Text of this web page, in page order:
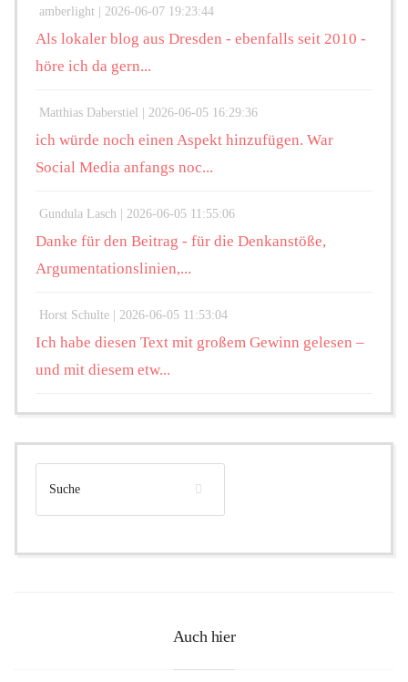
amberlight | 2026-06-07 19:23:44
Als lokaler blog aus Dresden - ebenfalls seit 2010 -
höre ich da gern...
Matthias Daberstiel | 2026-06-05 16:29:36
ich würde noch einen Aspekt hinzufügen. War
Social Media anfangs noc...
Gundula Lasch | 2026-06-05 11:55:06
Danke für den Beitrag - für die Denkanstöße,
Argumentationslinien,...
Horst Schulte | 2026-06-05 11:53:04
Ich habe diesen Text mit großem Gewinn gelesen –
und mit diesem etw...
Auch hier